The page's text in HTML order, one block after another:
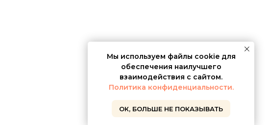
Мы используем файлы cookie для
обеспечения наилучшего
взаимодействия с сайтом.
Политика конфиденциальности.
OК, БОЛЬШЕ НЕ ПОКАЗЫВАТЬ